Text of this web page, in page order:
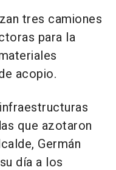
tres camiones
para la
acopio.
que azotaron
Germán
día a los